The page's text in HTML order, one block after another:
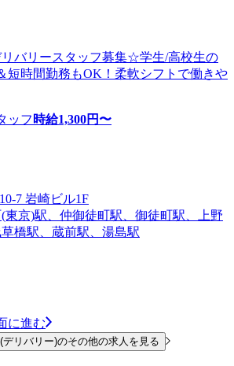
バリースタッフ募集☆学生/高校生の
短時間勤務もOK！柔軟シフトで働きや
ッフ 時給1,300円〜
7 岩崎ビル1F
東京)駅、仲御徒町駅、御徒町駅、上野
橋駅、蔵前駅、湯島駅
に進む
リバリー)のその他の求人を見る